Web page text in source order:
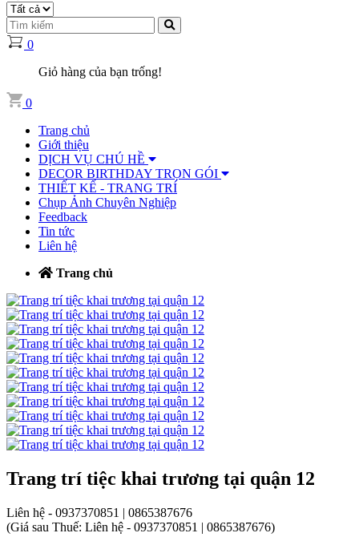
0
Giỏ hàng của bạn trống!
0
Trang chủ
Giới thiệu
DỊCH VỤ CHÚ HỀ
DECOR BIRTHDAY TRỌN GÓI
THIẾT KẾ - TRANG TRÍ
Chụp Ảnh Chuyên Nghiệp
Feedback
Tin tức
Liên hệ
Trang chủ
Trang trí tiệc khai trương tại quận 12
Liên hệ - 0937370851 | 0865387676
(Giá sau Thuế: Liên hệ - 0937370851 | 0865387676)